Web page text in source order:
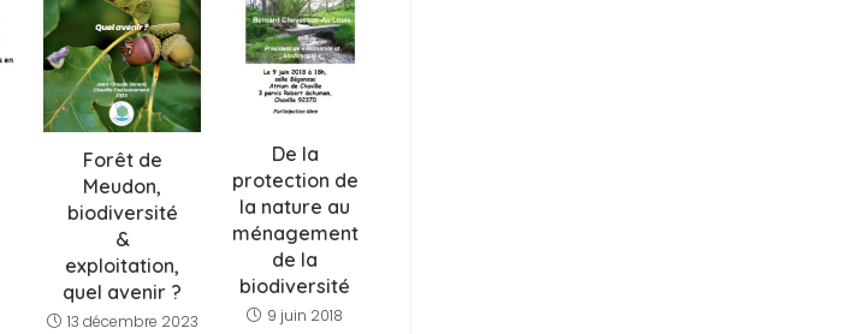
Forêt de
Meudon,
biodiversité
&
exploitation,
quel avenir ?
13 décembre 2023
De la
protection de
la nature au
ménagement
de la
biodiversité
9 juin 2018